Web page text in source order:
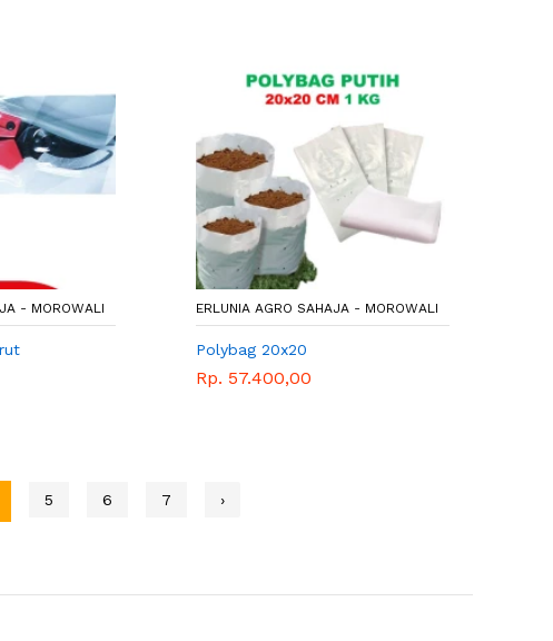
- MOROWALI ERLUNIA AGRO SAHAJA - MOROWALI
Polybag 20x20
Rp. 57.400,00
5 6 7 ›